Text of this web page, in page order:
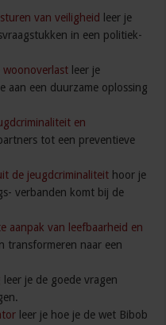
van veiligheid
leer je
in een politiek-
woonoverlast leer je
aan een duurzame oplossing
en
tot een preventieve
de jeugdcriminaliteit hoor je
verbanden komt bij de
aanpak van leefbaarheid en
transformeren naar een
leer je de goede vragen
leer je hoe je de wet Bibob